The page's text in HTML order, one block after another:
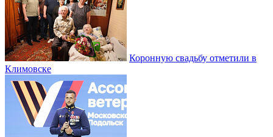
Коронную свадьбу отметили в
Климовске